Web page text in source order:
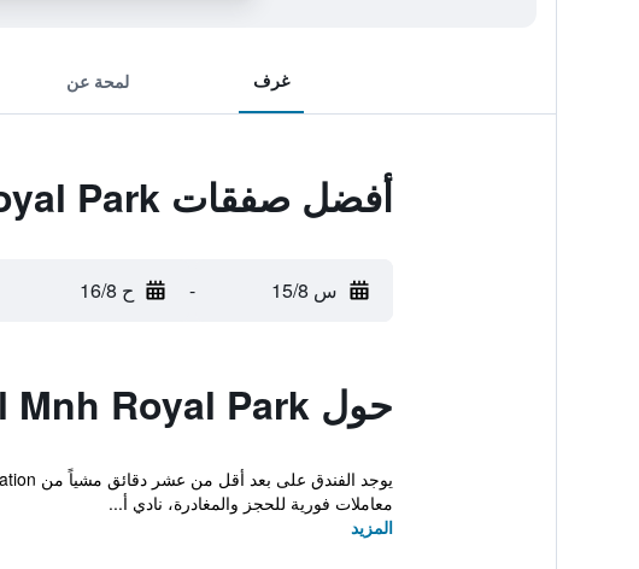
غرف لمحة عن
أفضل صفقات Hotel Mnh Royal Park
س 15/8 - ح 16/8
حول Hotel Mnh Royal Park
معاملات فورية للحجز والمغادرة، نادي أ...
المزيد